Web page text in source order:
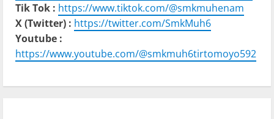
Tik Tok : https://www.tiktok.com/@smkmuhenam
X (Twitter) : https://twitter.com/SmkMuh6
Youtube :
https://www.youtube.com/@smkmuh6tirtomoyo592